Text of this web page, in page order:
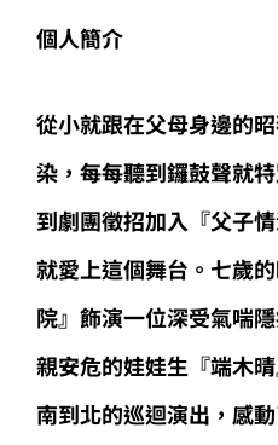
個人簡介
從小就跟在父母身邊的
染，每每聽到鑼鼓聲就
到劇團徵招加入『父子
就愛上這個舞台。七歲
院』飾演一位深受氣喘
親安危的娃娃生『端木
南到北的巡迴演出，感